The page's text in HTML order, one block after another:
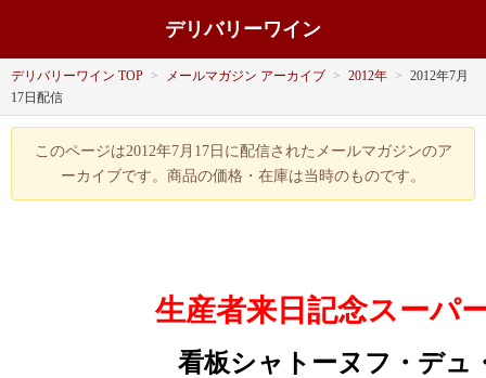
デリバリーワイン
デリバリーワイン TOP > メールマガジン アーカイブ > 2012年 > 2012年7月
17日配信
このページは2012年7月17日に配信されたメールマガジンのア
ーカイブです。商品の価格・在庫は当時のものです。
生産者来日記念スーパ
看板シャトーヌフ・デュ